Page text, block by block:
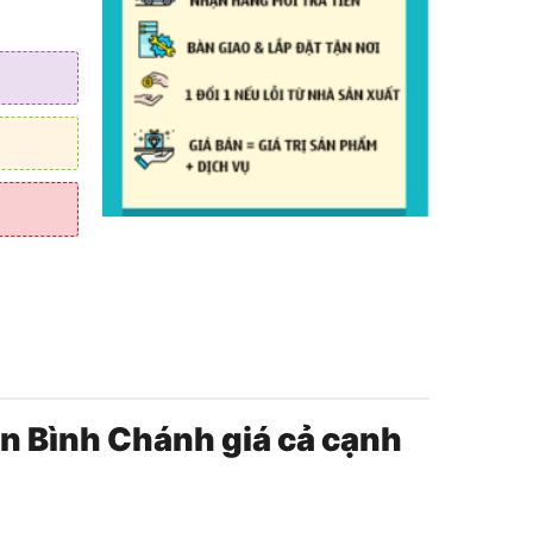
Bình Chánh giá cả cạnh